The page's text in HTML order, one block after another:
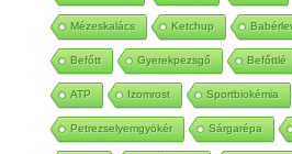
Mézeskalács Ketchup
Befőtt Gyerekpezsgő Befőttlé
ATP Izomrost Sportbiokémia
Petrezselyemgyökér Sárgarépa